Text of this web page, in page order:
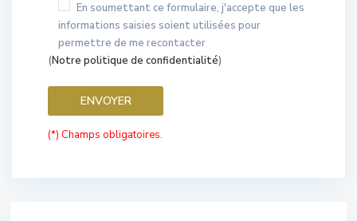
En soumettant ce formulaire, j'accepte que les
informations saisies soient utilisées pour
permettre de me recontacter
(Notre politique de confidentialité)
(*) Champs obligatoires.